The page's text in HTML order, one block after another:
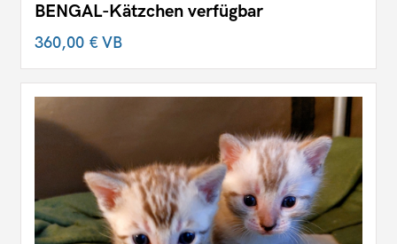
BENGAL-Kätzchen verfügbar
360,00 €VB